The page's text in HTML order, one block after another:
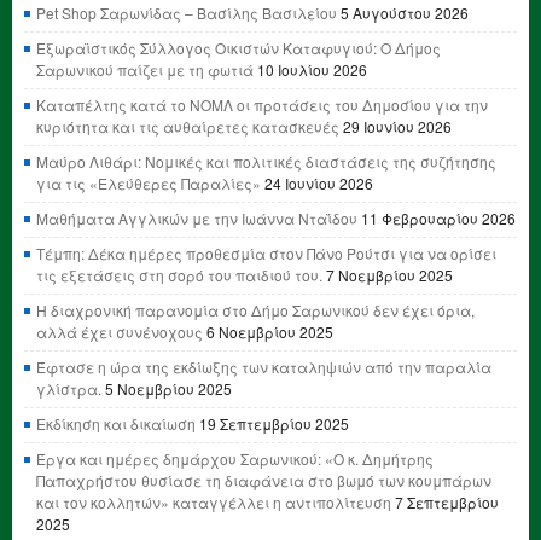
Pet Shop Σαρωνίδας – Βασίλης Βασιλείου 5 Αυγούστου 2026
Εξωραϊστικός Σύλλογος Οικιστών Καταφυγιού: Ο Δήμος
Σαρωνικού παίζει με τη φωτιά 10 Ιουλίου 2026
Καταπέλτης κατά το ΝΟΜΛ οι προτάσεις του Δημοσίου για την
κυριότητα και τις αυθαίρετες κατασκευές 29 Ιουνίου 2026
Μαύρο Λιθάρι: Νομικές και πολιτικές διαστάσεις της συζήτησης
για τις «Ελεύθερες Παραλίες» 24 Ιουνίου 2026
Μαθήματα Αγγλικών με την Ιωάννα Νταΐδου 11 Φεβρουαρίου 2026
Τέμπη: Δέκα ημέρες προθεσμία στον Πάνο Ρούτσι για να ορίσει
τις εξετάσεις στη σορό του παιδιού του. 7 Νοεμβρίου 2025
Η διαχρονική παρανομία στο Δήμο Σαρωνικού δεν έχει όρια,
αλλά έχει συνένοχους 6 Νοεμβρίου 2025
Έφτασε η ώρα της εκδίωξης των καταληψιών από την παραλία
γλίστρα. 5 Νοεμβρίου 2025
Εκδίκηση και δικαίωση 19 Σεπτεμβρίου 2025
Έργα και ημέρες δημάρχου Σαρωνικού: «Ο κ. Δημήτρης
Παπαχρήστου θυσίασε τη διαφάνεια στο βωμό των κουμπάρων
και τον κολλητών» καταγγέλλει η αντιπολίτευση 7 Σεπτεμβρίου
2025